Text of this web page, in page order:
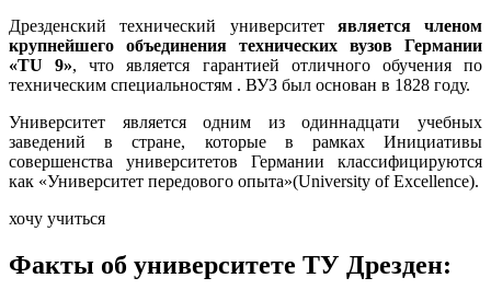
Дрезденский технический университет является членом
крупнейшего объединения технических вузов Германии
«TU 9», что является гарантией отличного обучения по
техническим специальностям . ВУЗ был основан в 1828 году.
Университет является одним из одиннадцати учебных
заведений в стране, которые в рамках Инициативы
совершенства университетов Германии классифицируются
как «Университет передового опыта»(University of Excellence).
хочу учиться
Факты об университете ТУ Дрезден: